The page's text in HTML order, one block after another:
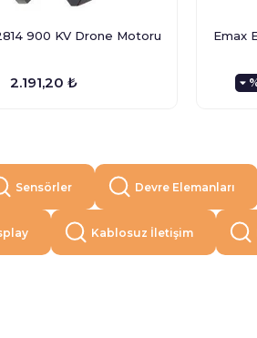
900 KV Drone Motoru
2.191,20 ₺
Emax
Sensörler Devre Elemanları
Kablosuz İletişim